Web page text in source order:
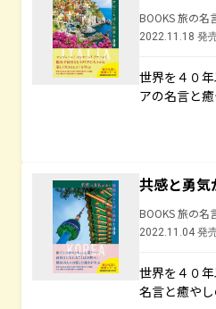
BOOKS 旅の名
2022.11.18 発
世界を４０
アの名言と
共感と勇気
BOOKS 旅の名
2022.11.04 発
世界を４０
名言と癒や